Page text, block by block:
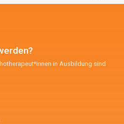
in Ausbildung sind